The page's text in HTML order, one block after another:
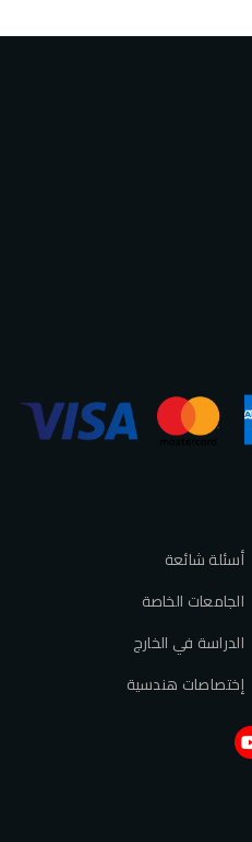
أسئلة شائعة
الجامعات الخاصة
الدراسة في الخارج
إختصاصات هندسية